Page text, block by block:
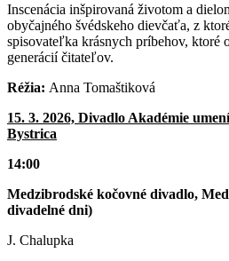
Inscenácia inšpirovaná životom a
obyčajného švédskeho dievčaťa, z
spisovateľka krásnych príbehov,
generácií čitateľov.
Réžia: Anna Tomaštiková
15. 3. 2026, Divadlo Akadémie
Bystrica
14:00
Medzibrodské kočovné divadlo,
divadelné dni)
J. Chalupka